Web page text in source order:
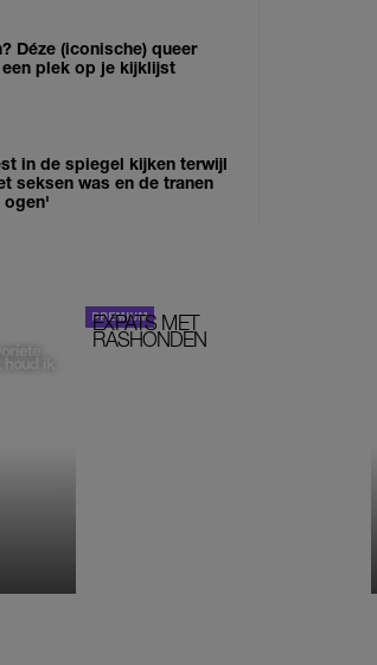
Déze (iconische) queer
plek op je kijklijst
in de spiegel kijken terwijl
seksen was en de tranen
ogen'
ik
EXPATS MET
RASHONDEN